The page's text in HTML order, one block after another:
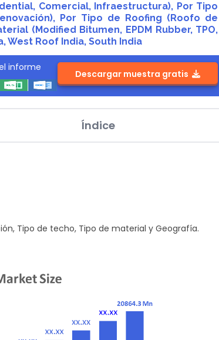
Comercial, Infraestructura), Por Tipo
Por Tipo de Roofing (Roofo de
(Modified Bitumen, EPDM Rubber, TPO,
West Roof India, South India
informe
Descargar muestra gratis
Índice
Tipo de techo, Tipo de material y Geografía.